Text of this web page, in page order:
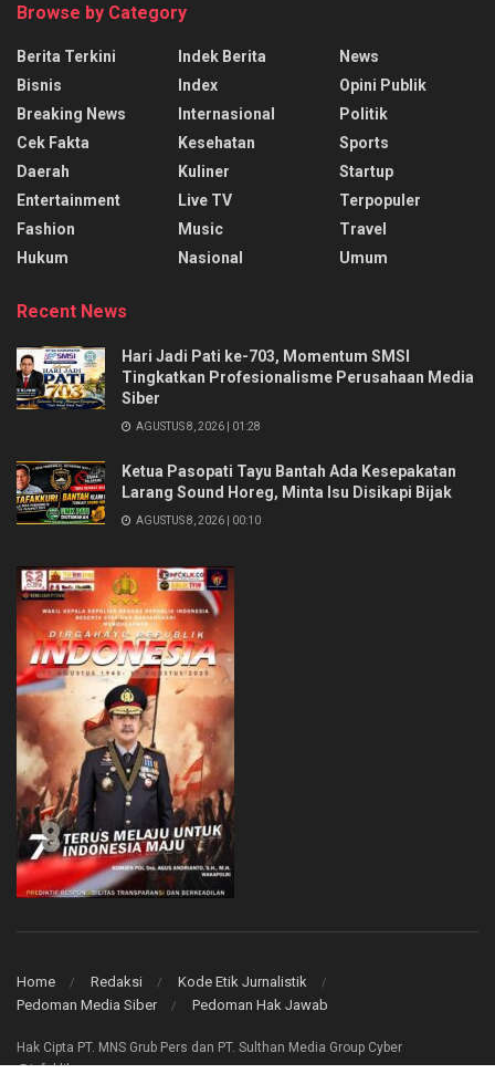
Browse by Category
Berita Terkini
Bisnis
Breaking News
Cek Fakta
Daerah
Entertainment
Fashion
Hukum
Indek Berita
Index
Internasional
Kesehatan
Kuliner
Live TV
Music
Nasional
News
Opini Publik
Politik
Sports
Startup
Terpopuler
Travel
Umum
Recent News
Hari Jadi Pati ke-703, Momentum SMSI
Tingkatkan Profesionalisme Perusahaan Media
Siber
AGUSTUS 8, 2026 | 01:28
Ketua Pasopati Tayu Bantah Ada Kesepakatan
Larang Sound Horeg, Minta Isu Disikapi Bijak
AGUSTUS 8, 2026 | 00:10
Home Redaksi
Kode Etik Jurnalistik
Pedoman Media Siber
Pedoman Hak Jawab
Hak Cipta PT. MNS Grub Pers dan PT. Sulthan Media Group Cyber
@infoklik.co